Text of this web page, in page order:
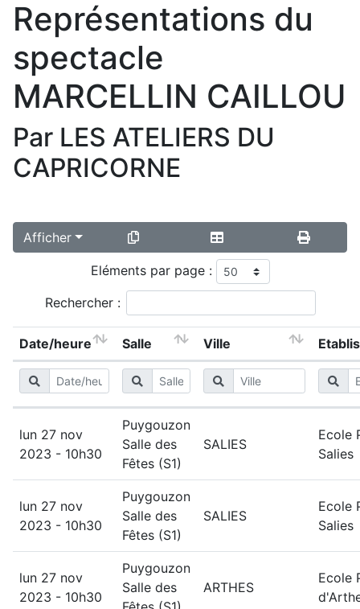
Représentations du
spectacle
MARCELLIN CAILLOU
Par LES ATELIERS DU
CAPRICORNE
Afficher
Eléments par page :
Rechercher :
Date/heure Salle Ville
lun 27 nov
2023 - 10h30
Puygouzon
Salle des
Fêtes (S1)
SALIES
Ecole
Salies
lun 27 nov
2023 - 10h30
Puygouzon
Salle des
Fêtes (S1)
SALIES
Ecole
Salies
lun 27 nov
2023 - 10h30
Puygouzon
Salle des
ARTHES
Ecole